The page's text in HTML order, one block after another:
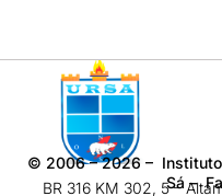
© 2006 – 2026 – Instituto
Sá –
BR 316 KM 302, 5 –